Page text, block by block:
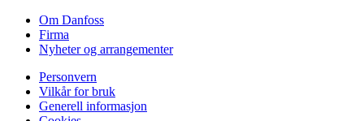
Om Danfoss
Firma
Nyheter og arrangementer
Personvern
Vilkår for bruk
Generell informasjon